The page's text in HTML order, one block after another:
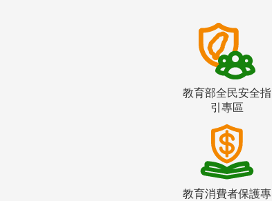
教育部全民安全指
引專區
教育消費者保護專